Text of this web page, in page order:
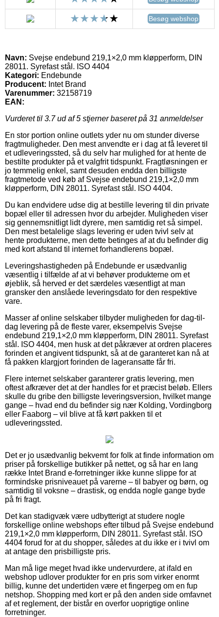
Besøg webshop
Navn: Svejse endebund 219,1×2,0 mm kløpperform, DIN
28011. Syrefast stål. ISO 4404
Kategori: Endebunde
Producent: Intet Brand
Varenummer: 32158719
EAN:
Vurderet til 3.7ud af 5 stjerner baseret på 31 anmeldelser
En stor portion online outlets yder nu om stunder diverse
fragtmuligheder. Den mest anvendte er i dag at få leveret til
et udleveringssted, så du selv har mulighed for at hente de
bestilte produkter på et valgfrit tidspunkt. Fragtløsningen er
jo temmelig enkel, samt desuden endda den billigste
fragtmetode ved køb af Svejse endebund 219,1×2,0 mm
kløpperform, DIN 28011. Syrefast stål. ISO 4404.
Du kan endvidere udse dig at bestille levering til din private
bopæl eller til adressen hvor du arbejder. Muligheden viser
sig gennemsnitligt lidt dyrere, men samtidig ret så simpel.
Den mest betalelige slags levering er uden tvivl selv at
hente produkterne, men dette betinges af at du befinder dig
med kort afstand til internet forhandlerens bopæl.
Leveringshastigheden på Endebunde er usædvanlig
væsentlig i tilfælde af at vi behøver produkterne om et
øjeblik, så herved er det særdeles væsentligt at man
gransker den anslåede leveringsdato for den respektive
vare.
Masser af online selskaber tilbyder muligheden for dag-til-
dag levering på de fleste varer, eksempelvis Svejse
endebund 219,1×2,0 mm kløpperform, DIN 28011. Syrefast
stål. ISO 4404, men husk at det påkræver at ordren placeres
forinden et angivent tidspunkt, så at de garanteret kan nå at
få pakken klargjort forinden de lageransatte får fri.
Flere internet selskaber garanterer gratis levering, men
oftest afkræver det at der handles for et præcist beløb. Ellers
skulle du gribe den billigste leveringsversion, hvilket mange
gange – hvad end du befinder sig nær Kolding, Vordingborg
eller Faaborg – vil blive at få kørt pakken til et
udleveringssted.
Det er jo usædvanlig bekvemt for folk at finde information om
priser på forskellige butikker på nettet, og så har en lang
række Intet Brand e-forretninger ikke kunne slippe for at
formindske prisniveauet på varerne – til babyer og børn, og
samtidig til voksne – drastisk, og endda nogle gange byde
på fri fragt.
Det kan stadigvæk være udbytterigt at studere nogle
forskellige online webshops efter tilbud på Svejse endebund
219,1×2,0 mm kløpperform, DIN 28011. Syrefast stål. ISO
4404 forud for at du shopper, således at du ikke er i tvivl om
at antage den prisbilligste pris.
Man må lige meget hvad ikke undervurdere, at ifald en
webshop udlover produkter for en pris som virker enormt
billig, kunne det undertiden være et fingerpeg om en fup
netshop. Shopping med kort er på den anden side omfavnet
af et reglement, der bistår en overfor uoprigtige online
forretninger.